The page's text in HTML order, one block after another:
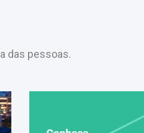
das pessoas.